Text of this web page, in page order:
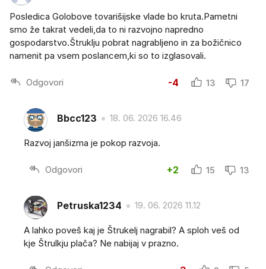
Posledica Golobove tovarišijske vlade bo kruta.Pametni
smo že takrat vedeli,da to ni razvojno napredno
gospodarstvo.Štruklju pobrat nagrabljeno in za božičnico
namenit pa vsem poslancem,ki so to izglasovali.
Odgovori -4 13 17
Bbcc123 18. 06. 2026 16.46
Razvoj janšizma je pokop razvoja.
Odgovori +2 15 13
Petruska1234 19. 06. 2026 11.12
A lahko poveš kaj je Štrukelj nagrabil? A sploh veš od
kje Štrulkju plača? Ne nabijaj v prazno.